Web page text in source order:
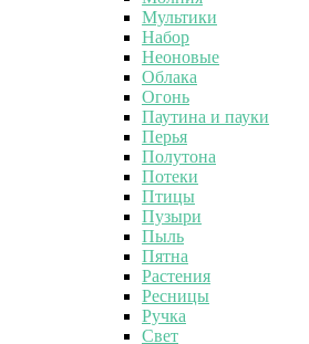
Мультики
Набор
Неоновые
Облака
Огонь
Паутина и пауки
Перья
Полутона
Потеки
Птицы
Пузыри
Пыль
Пятна
Растения
Ресницы
Ручка
Свет